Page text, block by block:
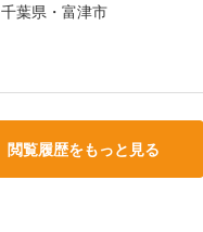
千葉県・富津市
閲覧履歴をもっと見る